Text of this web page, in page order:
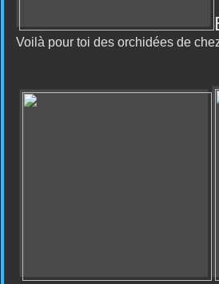
Voilà pour toi des orchidées de